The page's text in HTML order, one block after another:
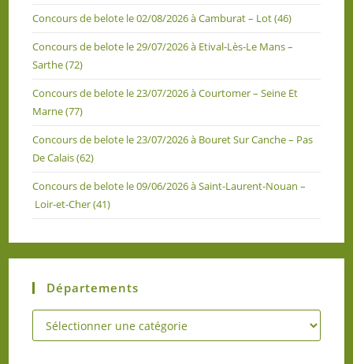
Concours de belote le 02/08/2026 à Camburat – Lot (46)
Concours de belote le 29/07/2026 à Etival-Lès-Le Mans –
Sarthe (72)
Concours de belote le 23/07/2026 à Courtomer – Seine Et
Marne (77)
Concours de belote le 23/07/2026 à Bouret Sur Canche – Pas
De Calais (62)
Concours de belote le 09/06/2026 à Saint-Laurent-Nouan –
Loir-et-Cher (41)
Départements